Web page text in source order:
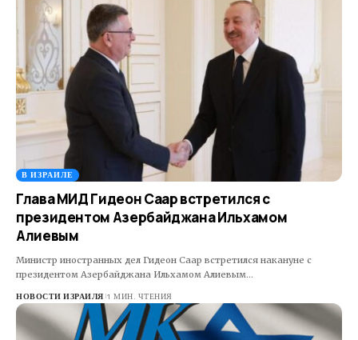
В ИЗРАИЛЕ
Глава МИД Гидеон Саар встретился с
президентом Азербайджана Ильхамом
Алиевым
Министр иностранных дел Гидеон Саар встретился накануне с
президентом Азербайджана Ильхамом Алиевым…
НОВОСТИ ИЗРАИЛЯ 1 МИН. ЧТЕНИЯ